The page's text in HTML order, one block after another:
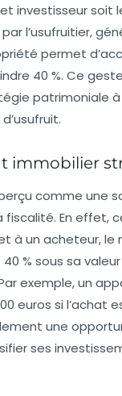
investisseur soit
l’usufruitier,
permet
40 %. Ce
patrimoniale
immobilier
comme une
En effet,
à un acheteur, le
% sous sa
exemple, un
euros si l’achat
une
ses